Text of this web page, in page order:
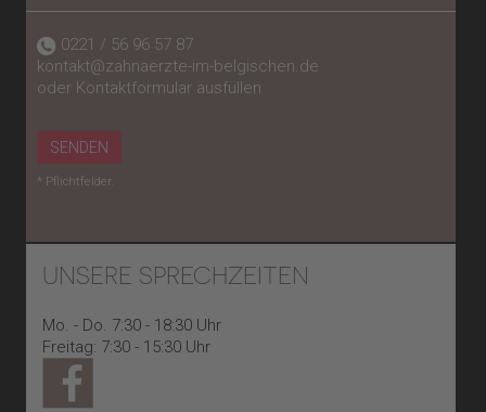
0221 / 56 96 57 87
kontakt@zahnaerzte-im-belgischen.de
oder Kontaktformular ausfüllen
SENDEN
* Pflichtfelder.
UNSERE SPRECHZEITEN
Mo. - Do. 7:30 - 18:30 Uhr
Freitag: 7:30 - 15:30 Uhr